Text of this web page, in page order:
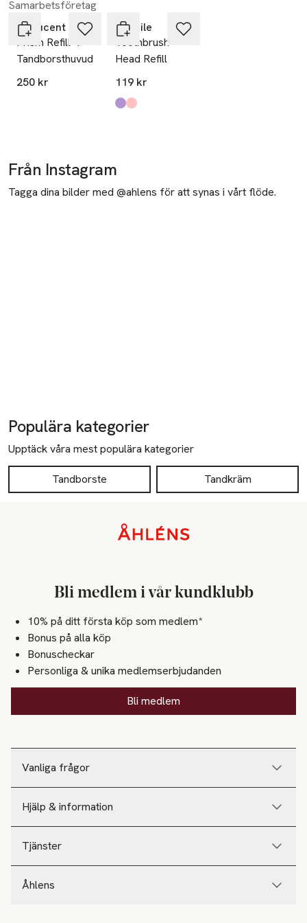
Hoppa över bildspelet
Samarbetsföretag
Be Lucent
Prism Refill 4
Tandborsthuvuden
250 kr
Hismile
Toothbrush
Head Refill
119 kr
Produkten finns i färgerna:
Purple
Pink,
Från Instagram
Tagga dina bilder med @ahlens för att synas i vårt flöde.
Populära kategorier
Upptäck våra mest populära kategorier
Tandborste Tandkräm
Vanliga frågor
Hjälp & information
Tjänster
Åhlens
Bli medlem i vår kundklubb
10% på ditt första köp som medlem*
Bonus på alla köp
Bonuscheckar
Personliga & unika medlemserbjudanden
Bli medlem